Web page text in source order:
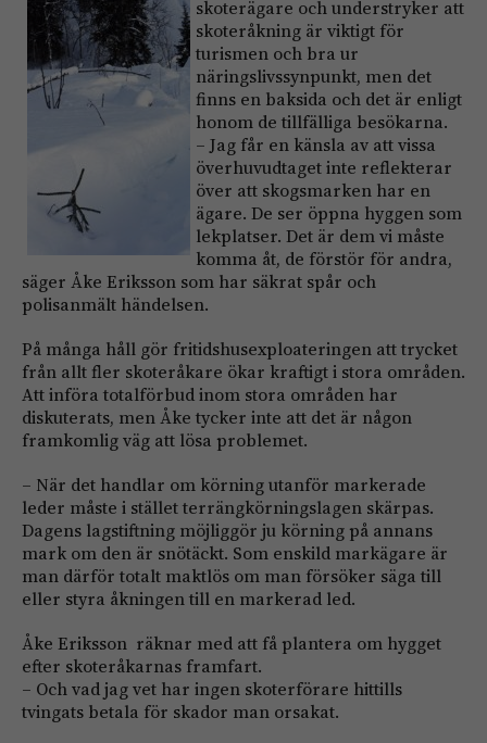
skoterägare och understryker att
skoter­åkning är viktigt för
turismen och bra ur
näringslivssynpunkt, men det
finns en baksida och det är enligt
honom de tillfälliga besökarna.
– Jag får en känsla av att vissa
överhuvud­taget inte reflekterar
över att skogsmarken har en
ägare. De ser öppna ­hyggen som
lekplatser. Det är dem vi måste
komma åt, de ­förstör för andra,
säger Åke Eriksson som har säkrat spår och
polisanmält händelsen.
På många håll gör fritidshus­exploateringen att trycket
från allt fler skoteråkare ökar kraftigt i stora områden.
Att införa totalförbud inom stora områden har
diskuterats, men Åke tycker inte att det är någon
framkomlig väg att lösa problemet.
– När det handlar om körning utanför markerade
leder måste i stället terrängkörningslagen skärpas.
Dagens lagstiftning möjliggör ju körning på annans
mark om den är snötäckt. Som enskild markägare är
man därför totalt maktlös om man för­söker säga till
eller styra åkningen till en markerad led.
Åke Eriksson räknar med att få plan­tera om hygget
efter skoteråkarnas framfart.
– Och vad jag vet har ingen skoterförare hittills
tvingats betala för skador man orsakat.